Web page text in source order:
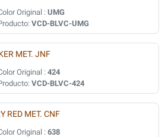
Original :UMG
VCD-BLVC-UMG
MET. JNF
Original :424
VCD-BLVC-424
RED MET. CNF
Original :638